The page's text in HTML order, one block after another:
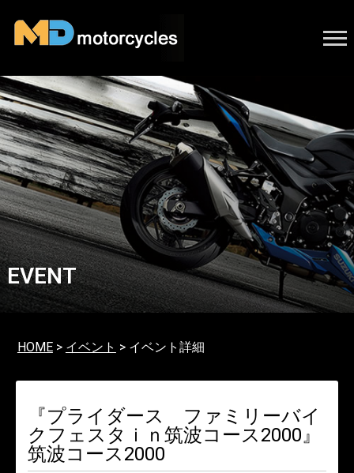
EVENT
HOME> イベント > イベント詳細
『プライダース ファミリーバイ
クフェスタｉｎ筑波コース2000』
筑波コース2000